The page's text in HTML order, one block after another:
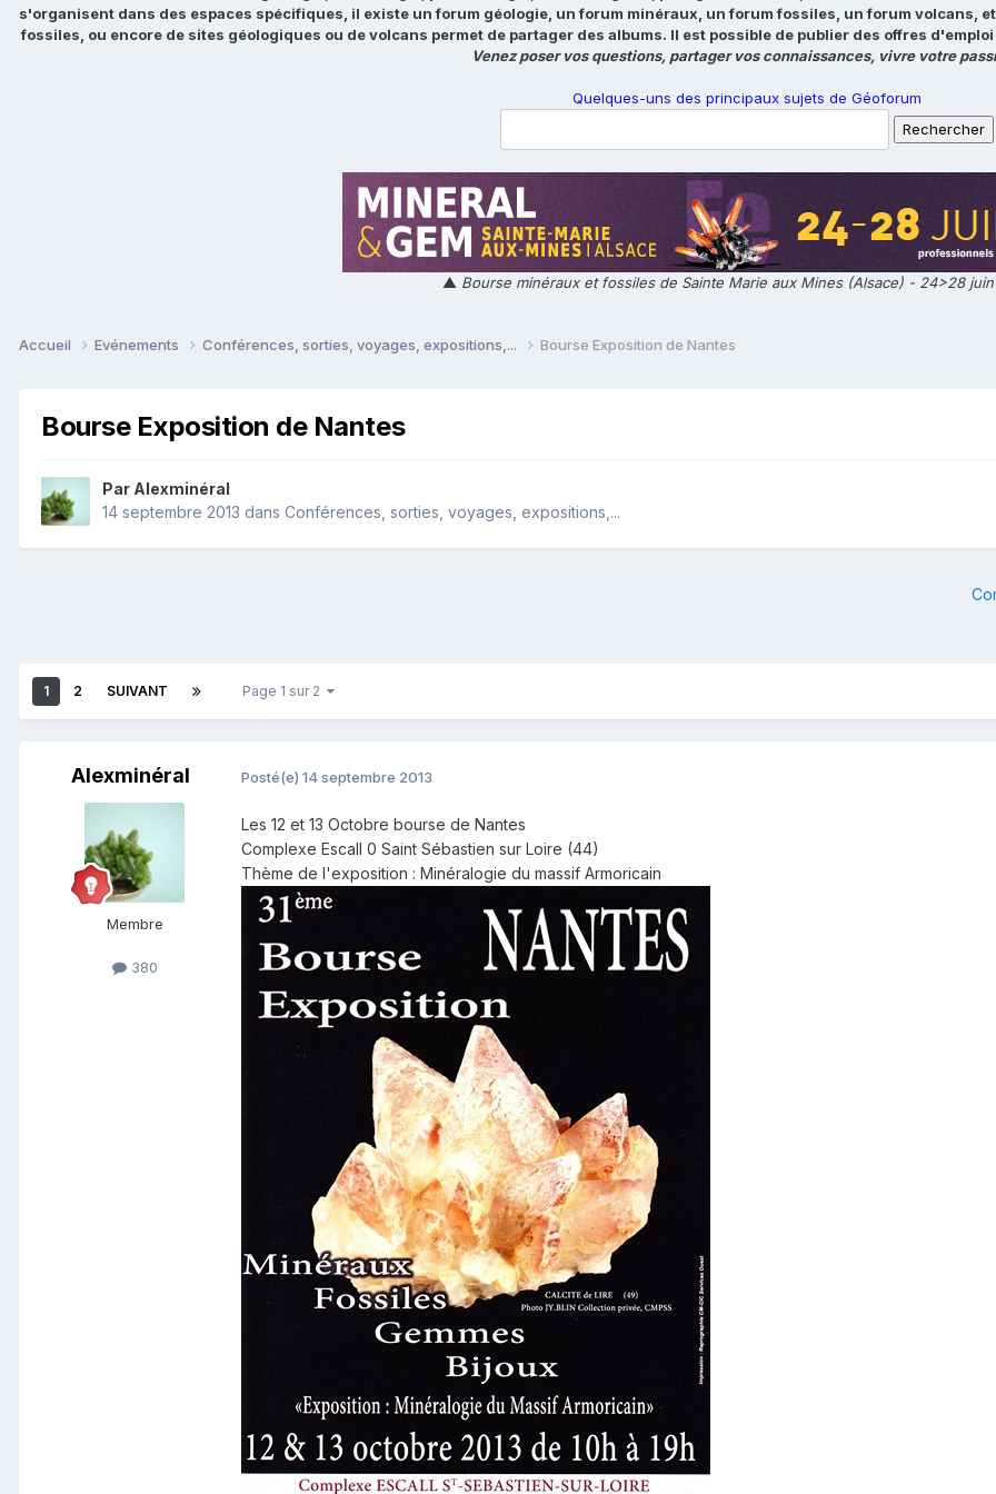
s'organisent dans des espaces spécifiques, il existe un forum géologie, un forum minéraux, un forum fossiles, un forum volcans,
fossiles, ou encore de sites géologiques ou de volcans permet de partager des albums. Il est possible de publier des offres
Venez poser vos questions, partager vos connaissances, vivre votre
Quelques-uns des principaux sujets de Géoforum
▲ Bourse minéraux et fossiles de Sainte Marie aux Mines (Alsace) - 24>28
Accueil Evénements Conférences, sorties, voyages, expositions,... Bourse Exposition de Nantes
Bourse Exposition de Nantes
Par Alexminéral
14 septembre 2013 dans Conférences, sorties, voyages, expositions,...
1 2 SUIVANT Page 1 sur 2
Alexminéral
Membre
380
Posté(e) 14 septembre 2013
Les 12 et 13 Octobre bourse de Nantes
Complexe Escall 0 Saint Sébastien sur Loire (44)
Thème de l'exposition : Minéralogie du massif Armoricain